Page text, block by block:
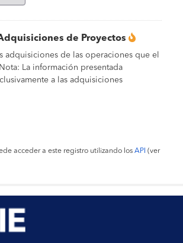
de Proyectos
adquisiciones de las operaciones que el
La información presentada
a las adquisiciones
acceder a este registro utilizando los API (ver